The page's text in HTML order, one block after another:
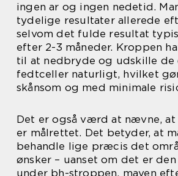
ingen ar og ingen nedetid.
tydelige resultater allerede
selvom det fulde resultat
efter 2-3 måneder. Kroppen
til at nedbryde og udskille de
fedtceller naturligt, hvilket
skånsom og med minimale
Det er også værd at nævne,
er målrettet. Det betyder, at
behandle lige præcis det
ønsker – uanset om det er
under bh-stroppen, maven